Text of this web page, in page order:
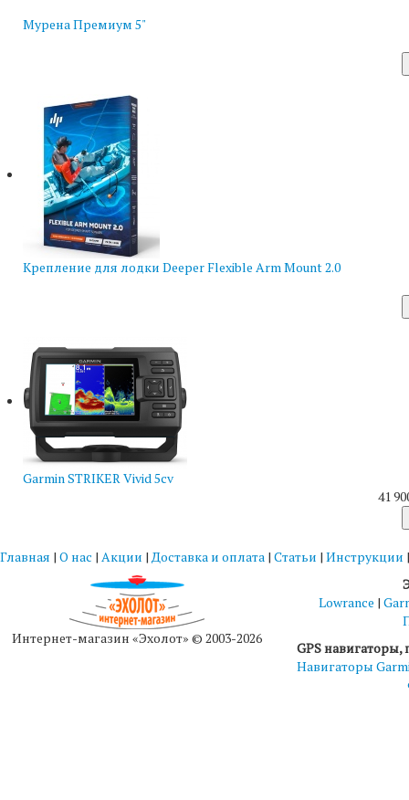
Мурена Премиум 5"
Крепление для лодки Deeper Flexible Arm Mount 2.0
Garmin STRIKER Vivid 5cv
41
Главная | О нас | Акции |Доставка и оплата | Статьи | Инструкции
Интернет-магазин «Эхолот» © 2003-2026
Lowrance |
GPS
Навигаторы